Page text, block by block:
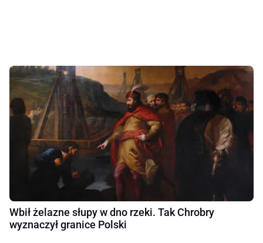
Wbił żelazne słupy w dno rzeki. Tak Chrobry
wyznaczył granice Polski